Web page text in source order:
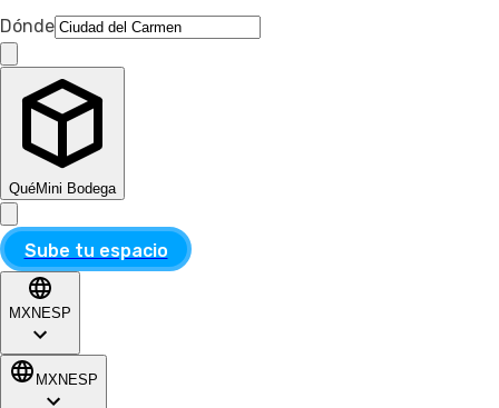
Dónde
QuéMini Bodega
Sube tu espacio
MXN ESP
MXN ESP